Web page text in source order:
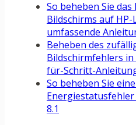
So beheben Sie
Bildschirms auf HP-
umfassende
Beheben des
Bildschirmfehlers
für-Schritt-
So beheben Sie
Energiestatusfehler
8.1